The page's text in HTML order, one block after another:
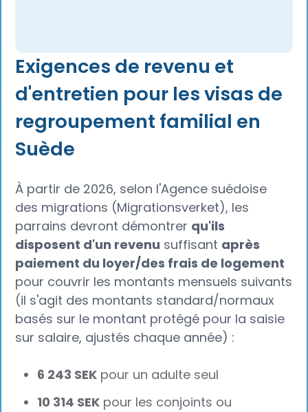
Exigences de revenu et
d'entretien pour les visas de
regroupement familial en
Suède
À partir de 2026, selon l'Agence suédoise
des migrations (Migrationsverket), les
parrains devront démontrer qu'ils
disposent d'un revenu suffisant après
paiement du loyer/des frais de logement
pour couvrir les montants mensuels suivants
(il s'agit des montants standard/normaux
basés sur le montant protégé pour la saisie
sur salaire, ajustés chaque année) :
6 243 SEK pour un adulte seul
10 314 SEK pour les conjoints ou